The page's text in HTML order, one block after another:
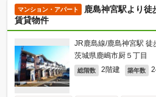
マンション・アパート
鹿島神宮駅より
賃貸物件
JR鹿島線/鹿島神宮駅 徒
茨城県鹿嶋市厨５丁目
総階数 2階建 築年数